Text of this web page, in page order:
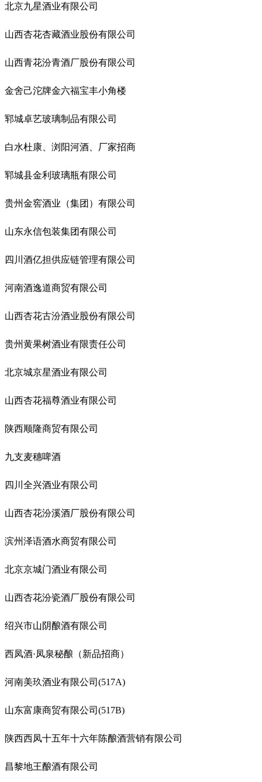
北京九星酒业有限公司
山西杏花杏藏酒业股份有限公司
山西青花汾青酒厂股份有限公司
金舍己沱牌金六福宝丰小角楼
郓城卓艺玻璃制品有限公司
白水杜康、浏阳河酒、厂家招商
郓城县金利玻璃瓶有限公司
贵州金窖酒业（集团）有限公司
山东永信包装集团有限公司
四川酒亿担供应链管理有限公司
河南酒逸道商贸有限公司
山西杏花古汾酒业股份有限公司
贵州黄果树酒业有限责任公司
北京城京星酒业有限公司
山西杏花福尊酒业有限公司
陕西顺隆商贸有限公司
九支麦穗啤酒
四川全兴酒业有限公司
山西杏花汾溪酒厂股份有限公司
滨州泽语酒水商贸有限公司
北京京城门酒业有限公司
山西杏花汾瓷酒厂股份有限公司
绍兴市山阴酿酒有限公司
西凤酒·凤泉秘酿（新品招商）
河南美玖酒业有限公司(517A)
山东富康商贸有限公司(517B)
陕西西凤十五年十六年陈酿酒营销有限公司
昌黎地王酿酒有限公司